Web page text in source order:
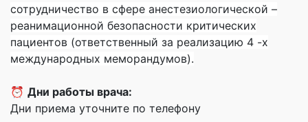
сотрудничество в сфере анестезиологической –
реанимационной безопасности критических
пациентов (ответственный за реализацию 4 -х
международных меморандумов).
⏰ Дни работы врача:
Дни приема уточните по телефону